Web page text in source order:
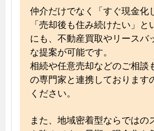
仲介だけでなく「すぐ現金化
「売却後も住み続けたい」と
にも、不動産買取やリースバ
な提案が可能です。
相続や任意売却などのご相談
の専門家と連携しております
ください。
また、地域密着型ならではの